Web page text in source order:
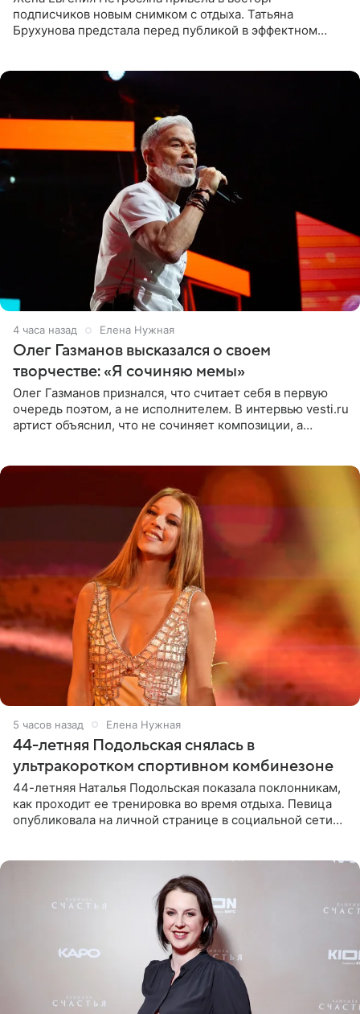
подписчиков новым снимком с отдыха. Татьяна
Брухунова предстала перед публикой в эффектном
4 часа назад Елена Нужная
Олег Газманов высказался о своем
творчестве: «Я сочиняю мемы»
Олег Газманов признался, что считает себя в первую
очередь поэтом, а не исполнителем. В интервью vesti.ru
артист объяснил, что не сочиняет композиции, а
5 часов назад Елена Нужная
44-летняя Подольская снялась в
ультракоротком спортивном комбинезоне
44-летняя Наталья Подольская показала поклонникам,
как проходит ее тренировка во время отдыха. Певица
опубликовала на личной странице в социальной сети